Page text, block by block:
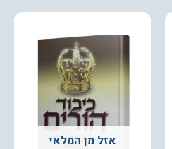
אזל מן המלאי